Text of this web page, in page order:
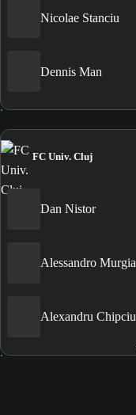
Nicolae Stanciu
Dennis Man
FC Univ. Cluj
Dan Nistor
Alessandro Murgia
Alexandru Chipciu